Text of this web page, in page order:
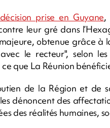
prise en Guyane,
leur gré dans
obtenue grâce à
le recteur", selon
que La Réunion
de la Région et de
dénoncent des
des réalités humaines,